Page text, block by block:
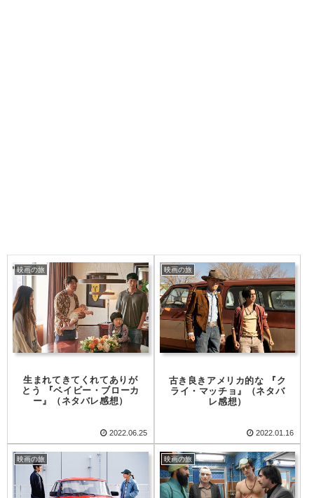
映画の旅
生まれてきてくれてありが
とう 『ベイビー・ブローカ
ー』（ネタバレ感想）
2022.06.25
映画の旅
古き良きアメリカ的な 『ク
ライ・マッチョ』（ネタバ
レ感想）
2022.01.16
映画の旅 映画の旅